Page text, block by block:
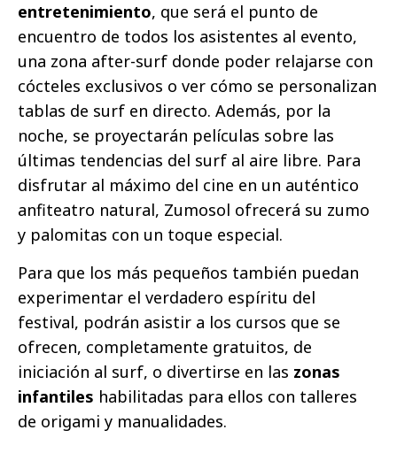
entretenimiento, que será el punto de
encuentro de todos los asistentes al evento,
una zona after-surf donde poder relajarse con
cócteles exclusivos o ver cómo se personalizan
tablas de surf en directo. Además, por la
noche, se proyectarán películas sobre las
últimas tendencias del surf al aire libre. Para
disfrutar al máximo del cine en un auténtico
anfiteatro natural, Zumosol ofrecerá su zumo
y palomitas con un toque especial.
Para que los más pequeños también puedan
experimentar el verdadero espíritu del
festival, podrán asistir a los cursos que se
ofrecen, completamente gratuitos, de
iniciación al surf, o divertirse en las zonas
infantiles habilitadas para ellos con talleres
de origami y manualidades.